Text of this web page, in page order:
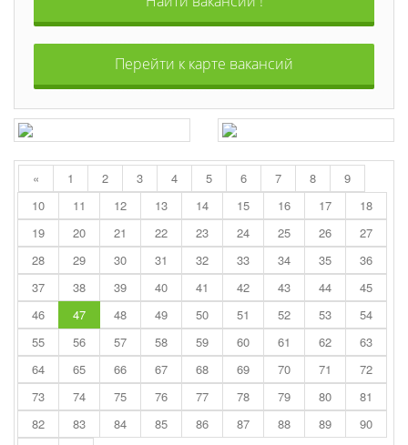
Перейти к карте вакансий
« 1 2 3 4 5 6 7 8
9
10
11 12 13 14 15 16 17
18
19
20 21 22 23 24 25 26
27
28
29 30 31 32 33 34 35
36
37
38 39 40 41 42 43 44
45
46
47 48 49 50 51 52 53
54
55
56 57 58 59 60 61 62
63
64
65 66 67 68 69 70 71
72
73
74 75 76 77 78 79 80
81
82
83 84 85 86 87 88 89
90